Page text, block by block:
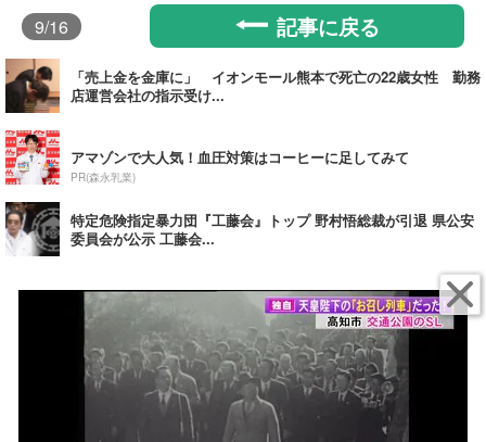
9/16 記事に戻る
「売上金を金庫に」 イオンモール熊本で死亡の22歳女性 勤務
店運営会社の指示受け...
アマゾンで大人気！血圧対策はコーヒーに足してみて
PR(森永乳業)
特定危険指定暴力団『工藤会』トップ 野村悟総裁が引退 県公安
委員会が公示 工藤会...